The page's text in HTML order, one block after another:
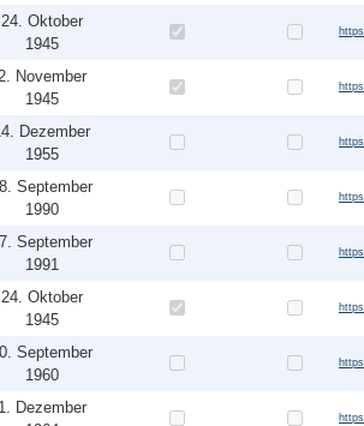
24. Oktober
1945
2. November
1945
Dezember
1955
September
1990
September
1991
24. Oktober
1945
September
1960
1. Dezember